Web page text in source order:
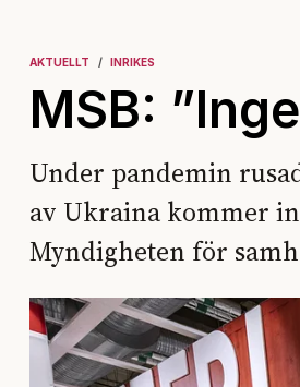
AKTUELLT INRIKES
MSB:
Under pandemin
av Ukraina kommer
Myndigheten för